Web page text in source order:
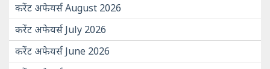
करेंट अफेयर्स August 2026
करेंट अफेयर्स July 2026
करेंट अफेयर्स June 2026